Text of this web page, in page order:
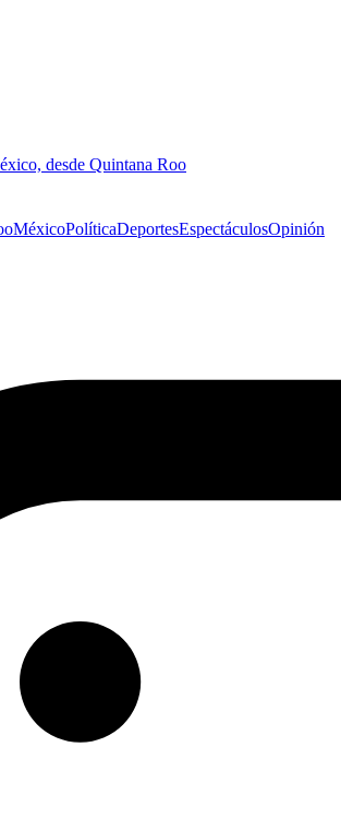
desde Quintana Roo
MéxicoPolíticaDeportesEspectáculosOpinión